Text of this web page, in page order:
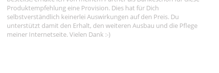
Produktempfehlung eine Provision. Dies hat für Dich
selbstverständlich keinerlei Auswirkungen auf den Preis. Du
unterstützt damit den Erhalt, den weiteren Ausbau und die Pflege
meiner Internetseite. Vielen Dank :-)